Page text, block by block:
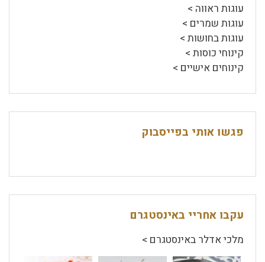
עוגות ראווה >
עוגות שמרים >
עוגות בחושות >
קינוחי כוסות >
קינוחים אישיים >
פגשו אותי בפייסבוק
עקבו אחריי באינסטגרם
מלכי אדלר באינסטגרם >